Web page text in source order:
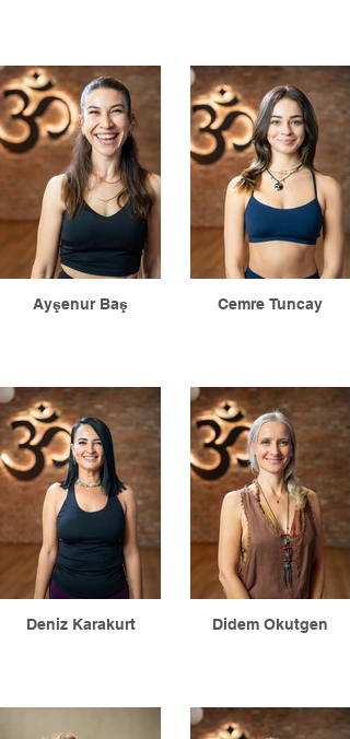
Ayşenur Baş Cemre Tuncay
Deniz Karakurt Didem Okutgen